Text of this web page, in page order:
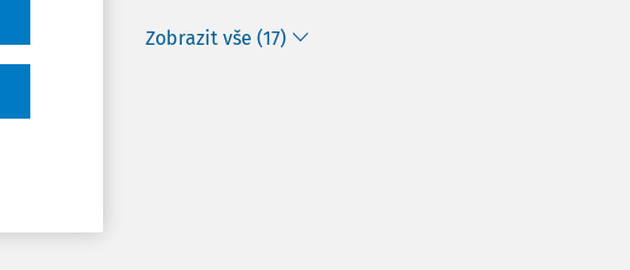
Zobrazit vše (17)